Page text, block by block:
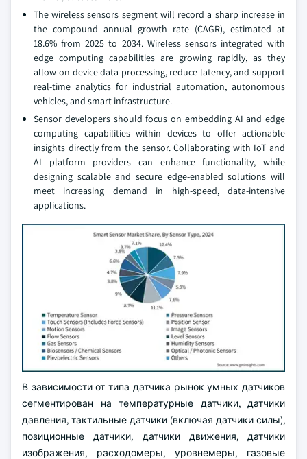
The wireless sensors segment will record a sharp increase in
the compound annual growth rate (CAGR), estimated at
18.6% from 2025 to 2034. Wireless sensors integrated with
edge computing capabilities are growing rapidly, as they
allow on-device data processing, reduce latency, and support
real-time analytics for industrial automation, autonomous
vehicles, and smart infrastructure.
Sensor developers should focus on embedding AI and edge
computing capabilities within devices to offer actionable
insights directly from the sensor. Collaborating with IoT and
AI platform providers can enhance functionality, while
designing scalable and secure edge-enabled solutions will
meet increasing demand in high-speed, data-intensive
applications.
В зависимости от типа датчика рынок умных датчиков
сегментирован на температурные датчики, датчики
давления, тактильные датчики (включая датчики силы),
позиционные датчики, датчики движения, датчики
изображения, расходомеры, уровнемеры, газовые